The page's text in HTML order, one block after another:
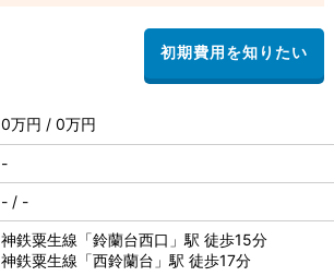
0万円 / 0万円
-
- / -
神鉄粟生線「鈴蘭台西口」駅 徒歩15分
神鉄粟生線「西鈴蘭台」駅 徒歩17分